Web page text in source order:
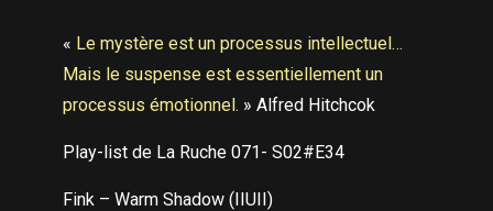
« Le mystère est un processus intellectuel…
Mais le suspense est essentiellement un
processus émotionnel. » Alfred Hitchcok
Play-list de La Ruche 071- S02#E34
Fink – Warm Shadow (IIUII)